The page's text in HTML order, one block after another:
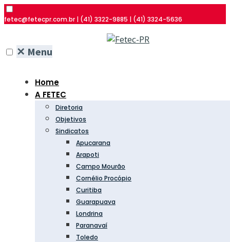
fetec@fetecpr.com.br | (41) 3322-9885 | (41) 3324-5636
✕ Menu
Home
A FETEC
Diretoria
Objetivos
Sindicatos
Apucarana
Arapoti
Campo Mourão
Cornélio Procópio
Curitiba
Guarapuava
Londrina
Paranavaí
Toledo